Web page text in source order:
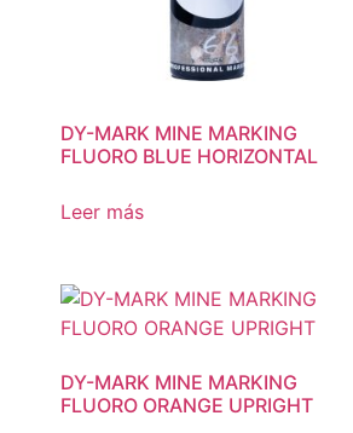
DY-MARK MINE MARKING
FLUORO BLUE HORIZONTAL
Leer más
DY-MARK MINE MARKING
FLUORO ORANGE UPRIGHT